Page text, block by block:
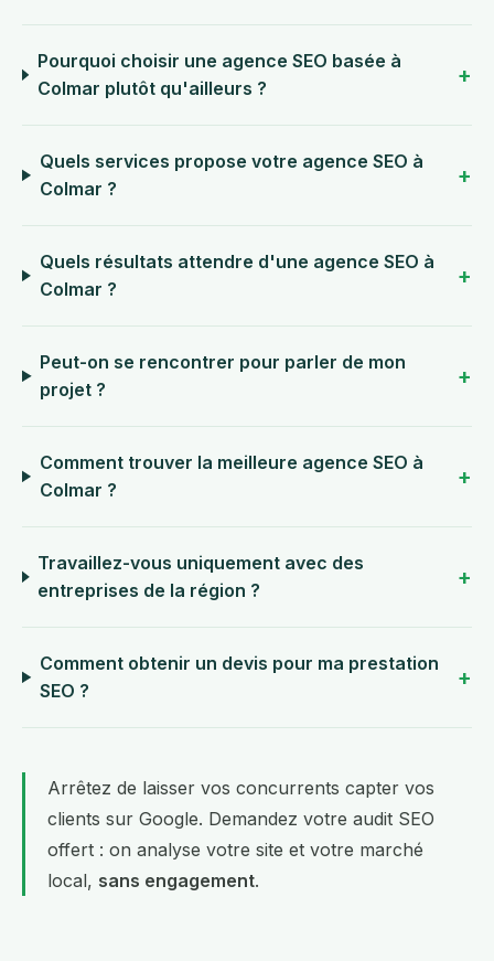
Pourquoi choisir une agence SEO basée à
Colmar plutôt qu'ailleurs ?
Quels services propose votre agence SEO à
Colmar ?
Quels résultats attendre d'une agence SEO à
Colmar ?
Peut-on se rencontrer pour parler de mon
projet ?
Comment trouver la meilleure agence SEO à
Colmar ?
Travaillez-vous uniquement avec des
entreprises de la région ?
Comment obtenir un devis pour ma prestation
SEO ?
Arrêtez de laisser vos concurrents capter vos
clients sur Google. Demandez votre audit SEO
offert : on analyse votre site et votre marché
local, sans engagement.